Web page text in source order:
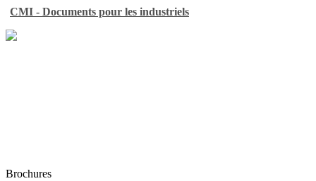
CMI - Documents pour les industriels
Brochures